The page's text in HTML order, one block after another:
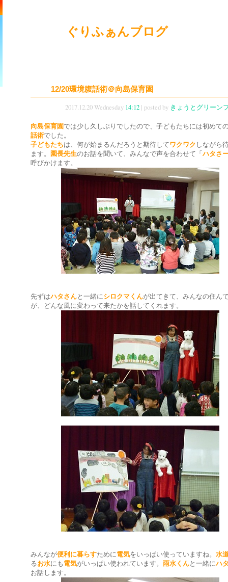
ぐりふぁんブログ
12/20環境腹話術＠向島保育園
2017.12.20 Wednesday 14:12 | posted by きょうとグリーン
向島保育園 では少し久しぶりでしたので、子どもたちには初めて
話術でした。
子どもたちは、何が始まるんだろうと期待してワクワク しながら
ます。
園長先生のお話を聞いて、みんなで声を合わせて「 ハタさ
呼びかけます。
先ずはハタさんと一緒にシロクマくんが出てきて、みんなの住ん
が、どんな風に変わって来たかを話してくれます。
みんなが便利に暮らすために電気をいっぱい使っていますね。 水
るお水にも 電気がいっぱい使われています。 雨水くんと一緒にハ
お話します。